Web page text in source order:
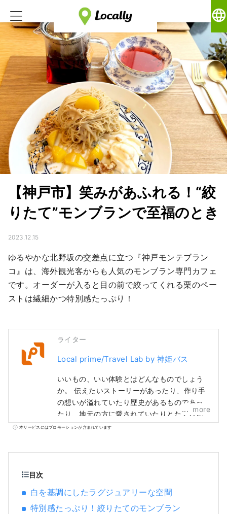
language
【神戸市】笑みがあふれる！“絞
りたて”モンブランで至福のとき
2023.12.15
ゆるやかな北野坂の交差点に立つ『神戸モンテブラン
コ』は、海外観光客からも人気のモンブラン専門カフェ
です。オーダーが入ると目の前で絞ってくれる栗のペー
ストは繊細かつ特別感たっぷり！
ライター
Local prime/Travel Lab by 神姫バス
いいもの、いい体験とはどんなものでしょう
か。 伝えたいストーリーがあったり、作り手
の想いが溢れていたり歴史があるものであっ
たり、地元の方に愛されていたりとたくさん
特徴は挙げられます。 とっておきのものや体
できるように「かたる、つたえる、つなが
る」をコンセプトに兵庫のいいものを発掘
more
本サービスにはプロモーションが含まれています
目次
白を基調にしたラグジュアリーな空間
特別感たっぷり！絞りたてのモンブラン